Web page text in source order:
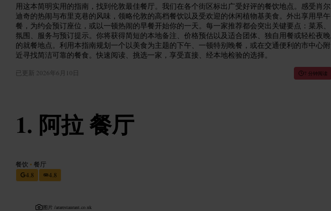
用这本简明实用的指南，找到伦敦最佳餐厅。我们在各个街区标出广受好评的餐饮地点。感受肖尔
迪奇的热闹与布里克巷的风味，领略伦敦的高档餐饮以及受欢迎的休闲植物基美食。外出享用早午
餐，为约会预订座位，或以一顿热闹的早餐开始你的一天。每一家推荐都会突出关键要点：菜系、
氛围、服务与预订提示。你将获得简短的本地备注、价格预估以及适合团体、独自用餐或轻松夜晚
的就餐地点。利用本指南规划一个以美食为主题的下午、一顿特别晚餐，或在交通便利的市中心附
近寻找简洁可靠的餐食。快速阅读、挑选一家，享受直接、经本地检验的选择。
已更新 2026年6月10日 7 分钟阅读
阿拉 餐厅
餐饮 • 餐厅
4.8
4.8
图片 /ararestaurant.co.uk